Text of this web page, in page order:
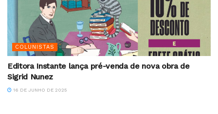
COLUNISTAS
Editora Instante lança pré-venda de nova obra de
Sigrid Nunez
16 DE JUNHO DE 2025